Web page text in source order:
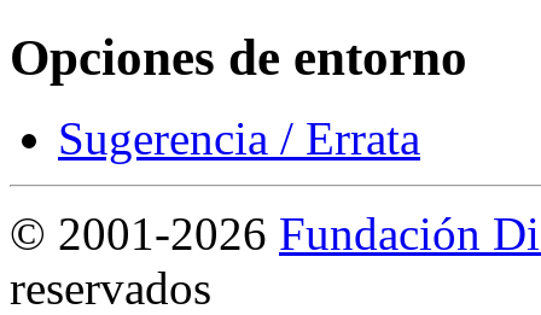
Opciones de entorno
Sugerencia / Errata
© 2001-2026 Fundación
reservados